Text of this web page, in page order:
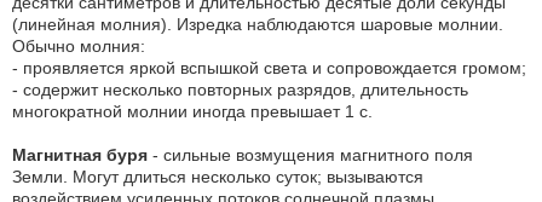
(линейная молния). Изредка наблюдаются шаровые молнии.
Обычно молния:
- проявляется яркой вспышкой света и сопровождается громом;
- содержит несколько повторных разрядов, длительность
многократной молнии иногда превышает 1 с.
Магнитная буря - сильные возмущения магнитного поля
Земли. Могут длиться несколько суток; вызываются